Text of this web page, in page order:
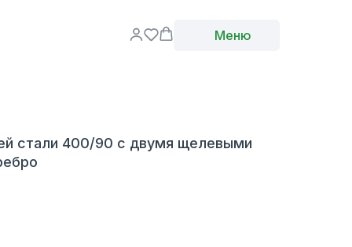
Меню
стали 400/90 с двумя щелевыми